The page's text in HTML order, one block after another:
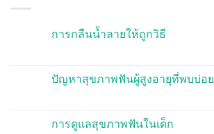
การกลืนน้ำลายให้ถูกวิธี
ปัญหาสุขภาพฟันผู้สูงอายุที่พบบ่อย
การดูแลสุขภาพฟันในเด็ก